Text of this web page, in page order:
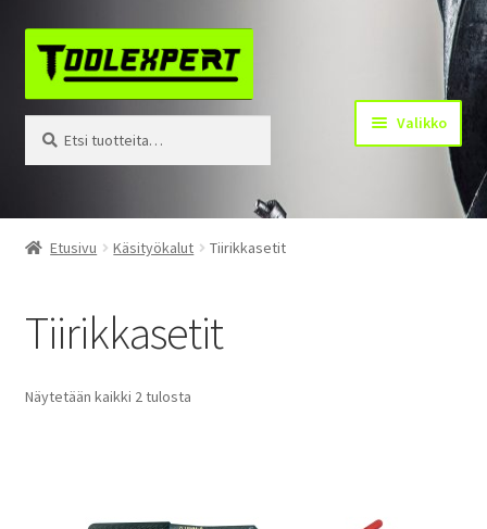
Siirry
navigointiin
Siirry
sisältöön
Valikko
Tuotteet
Kotisivu
Etusivu Käsityökalut Tiirikkasetit
Tiirikkasetit
Näytetään kaikki 2 tulosta